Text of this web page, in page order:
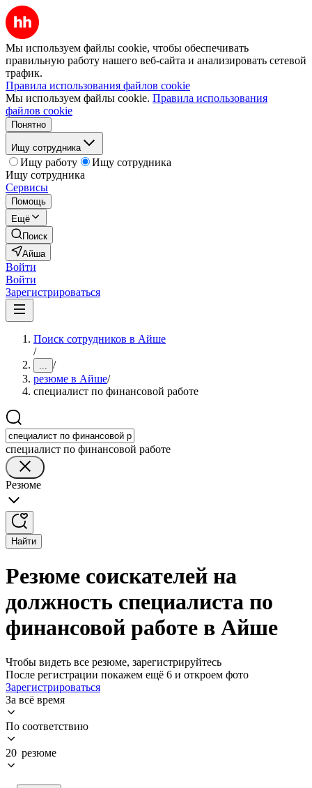
Мы используем файлы cookie, чтобы обеспечивать
правильную работу нашего веб-сайта и анализировать сетевой
трафик.
Правила использования файлов cookie
Мы используем файлы cookie. Правила использования
файлов cookie
Понятно
Ищу сотрудника
Ищу работу
Ищу сотрудника
Ищу сотрудника
Сервисы
Помощь
Ещё
Поиск
Айша
Войти
Войти
Зарегистрироваться
Поиск сотрудников в Айше
/
... /
резюме в Айше/
специалист по финансовой работе
специалист по финансовой работе
Резюме
Найти
Резюме соискателей на
должность специалиста по
финансовой работе в Айше
Чтобы видеть все резюме, зарегистрируйтесь
После регистрации покажем ещё 6 и откроем фото
Зарегистрироваться
За всё время
По соответствию
20 резюме